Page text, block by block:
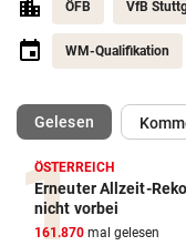
ÖFB VfB
WM-Qualifikation
Gelesen(ausgewählt)
ÖSTERREICH
Erneuter Allzeit-
nicht vorbei
161.870 mal gelesen
Action-Cam Vergleich
ZUM VERGLEICH